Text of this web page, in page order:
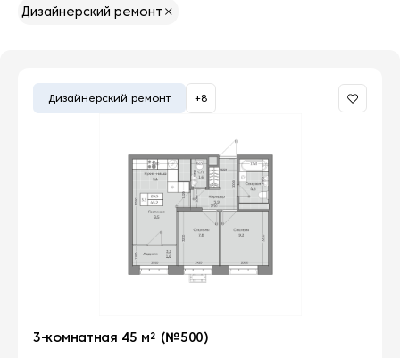
Дизайнерский ремонт
Дизайнерский ремонт +8
3-комнатная 45 м² (№500)